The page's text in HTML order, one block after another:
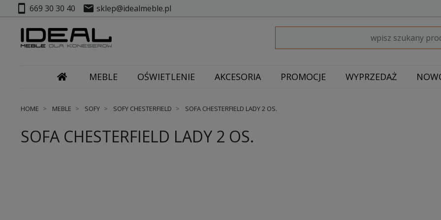
smartphone 669 30 30 40 mail sklep@idealmeble.pl
MEBLE OŚWIETLENIE AKCESORIA PROMOCJE WYPRZEDAŻ
HOME MEBLE SOFY SOFY CHESTERFIELD SOFA CHESTERFIELD LADY 2 OS.
SOFA CHESTERFIELD LADY 2 OS.